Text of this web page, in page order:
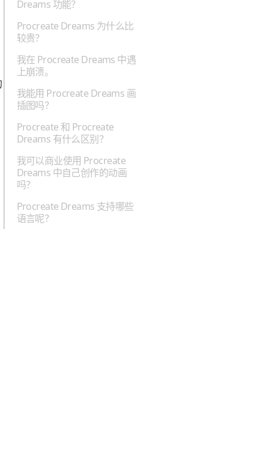
Dreams 功能？
Procreate Dreams 为什么比
较贵？
我在 Procreate Dreams 中遇
上崩溃。
我能用 Procreate Dreams 画
插图吗？
Procreate 和 Procreate
Dreams 有什么区别？
我可以商业使用 Procreate
Dreams 中自己创作的动画
吗？
Procreate Dreams 支持哪些
语言呢？